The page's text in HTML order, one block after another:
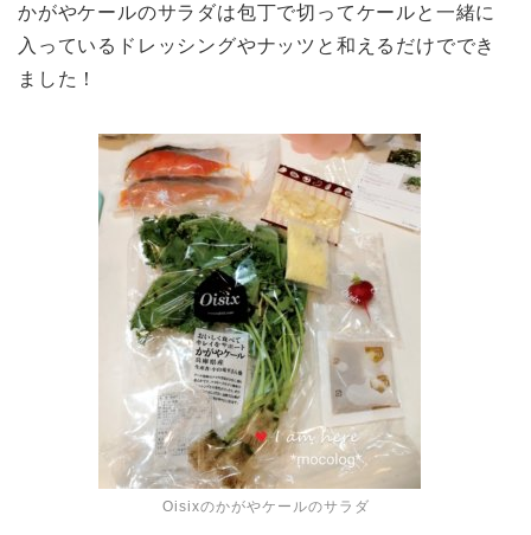
かがやケールのサラダは包丁で切ってケールと一緒に
入っているドレッシングやナッツと和えるだけででき
ました！
Oisixのかがやケールのサラダ